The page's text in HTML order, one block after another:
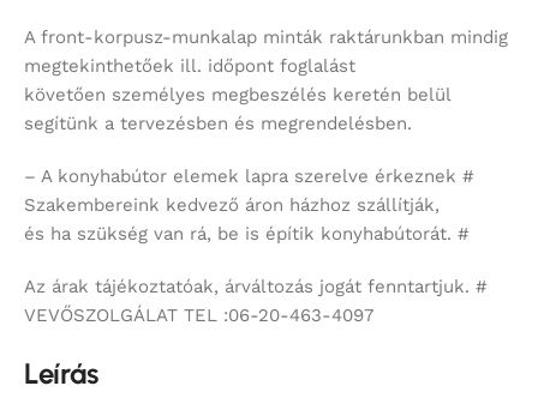
A front-korpusz-munkalap minták raktárunkban mindig
megtekinthetőek ill. időpont foglalást
követően személyes megbeszélés keretén belül
segítünk a tervezésben és megrendelésben.
– A konyhabútor elemek lapra szerelve érkeznek #
Szakembereink kedvező áron házhoz szállítják,
és ha szükség van rá, be is építik konyhabútorát. #
Az árak tájékoztatóak, árváltozás jogát fenntartjuk. #
VEVŐSZOLGÁLAT TEL :06-20-463-4097
Leírás